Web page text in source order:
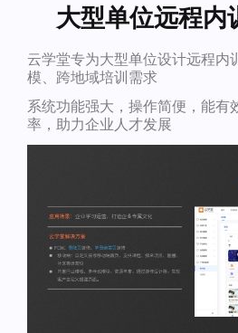
大型单位远程内
云学堂专为大型单位设计远程内
模、跨地域培训需求
系统功能强大，操作简便，能有
率，助力企业人才发展